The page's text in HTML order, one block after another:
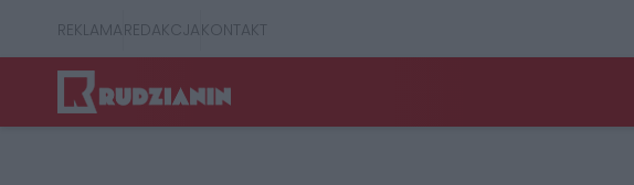
REKLAMAREDAKCJAKONTAKT